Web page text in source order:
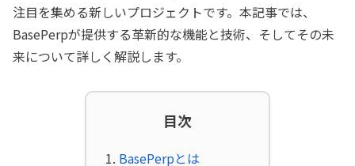
注目を集める新しいプロジェクトです。本記事では、
BasePerpが提供する革新的な機能と技術、そしてその未
来について詳しく解説します。
目次
BasePerpとは